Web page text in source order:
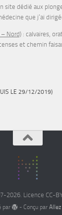
site dédié aux
que j’ai
Nord) : calvaires,
et chemin
LE 29/12/2019)
2026. Licence CC-
par - Conçu par